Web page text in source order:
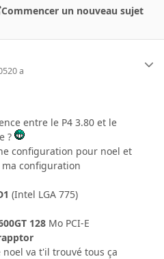
Commencer un nouveau sujet
20 a
entre le P4 3.80 et le
?
configuration pour noel et
configuration
(Intel LGA 775)
128 Mo PCI-E
va t'il trouvé tous ça